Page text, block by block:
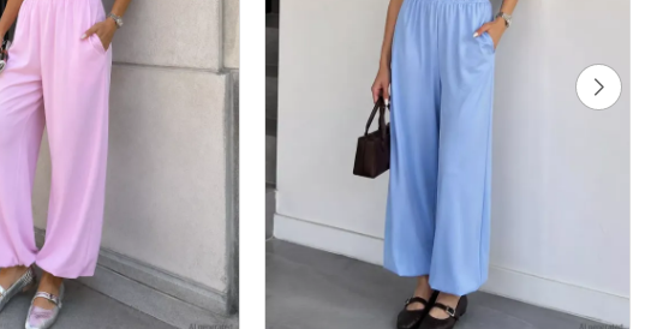
Gülseli Kadın Bel Ve Paça Lastikli Şalvar Model Pantolon Pembe